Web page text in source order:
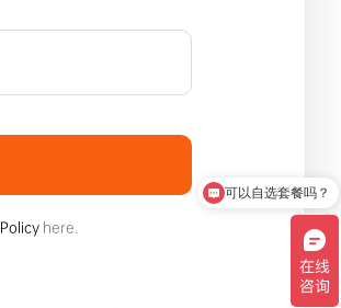
here.
可以自选套餐吗？